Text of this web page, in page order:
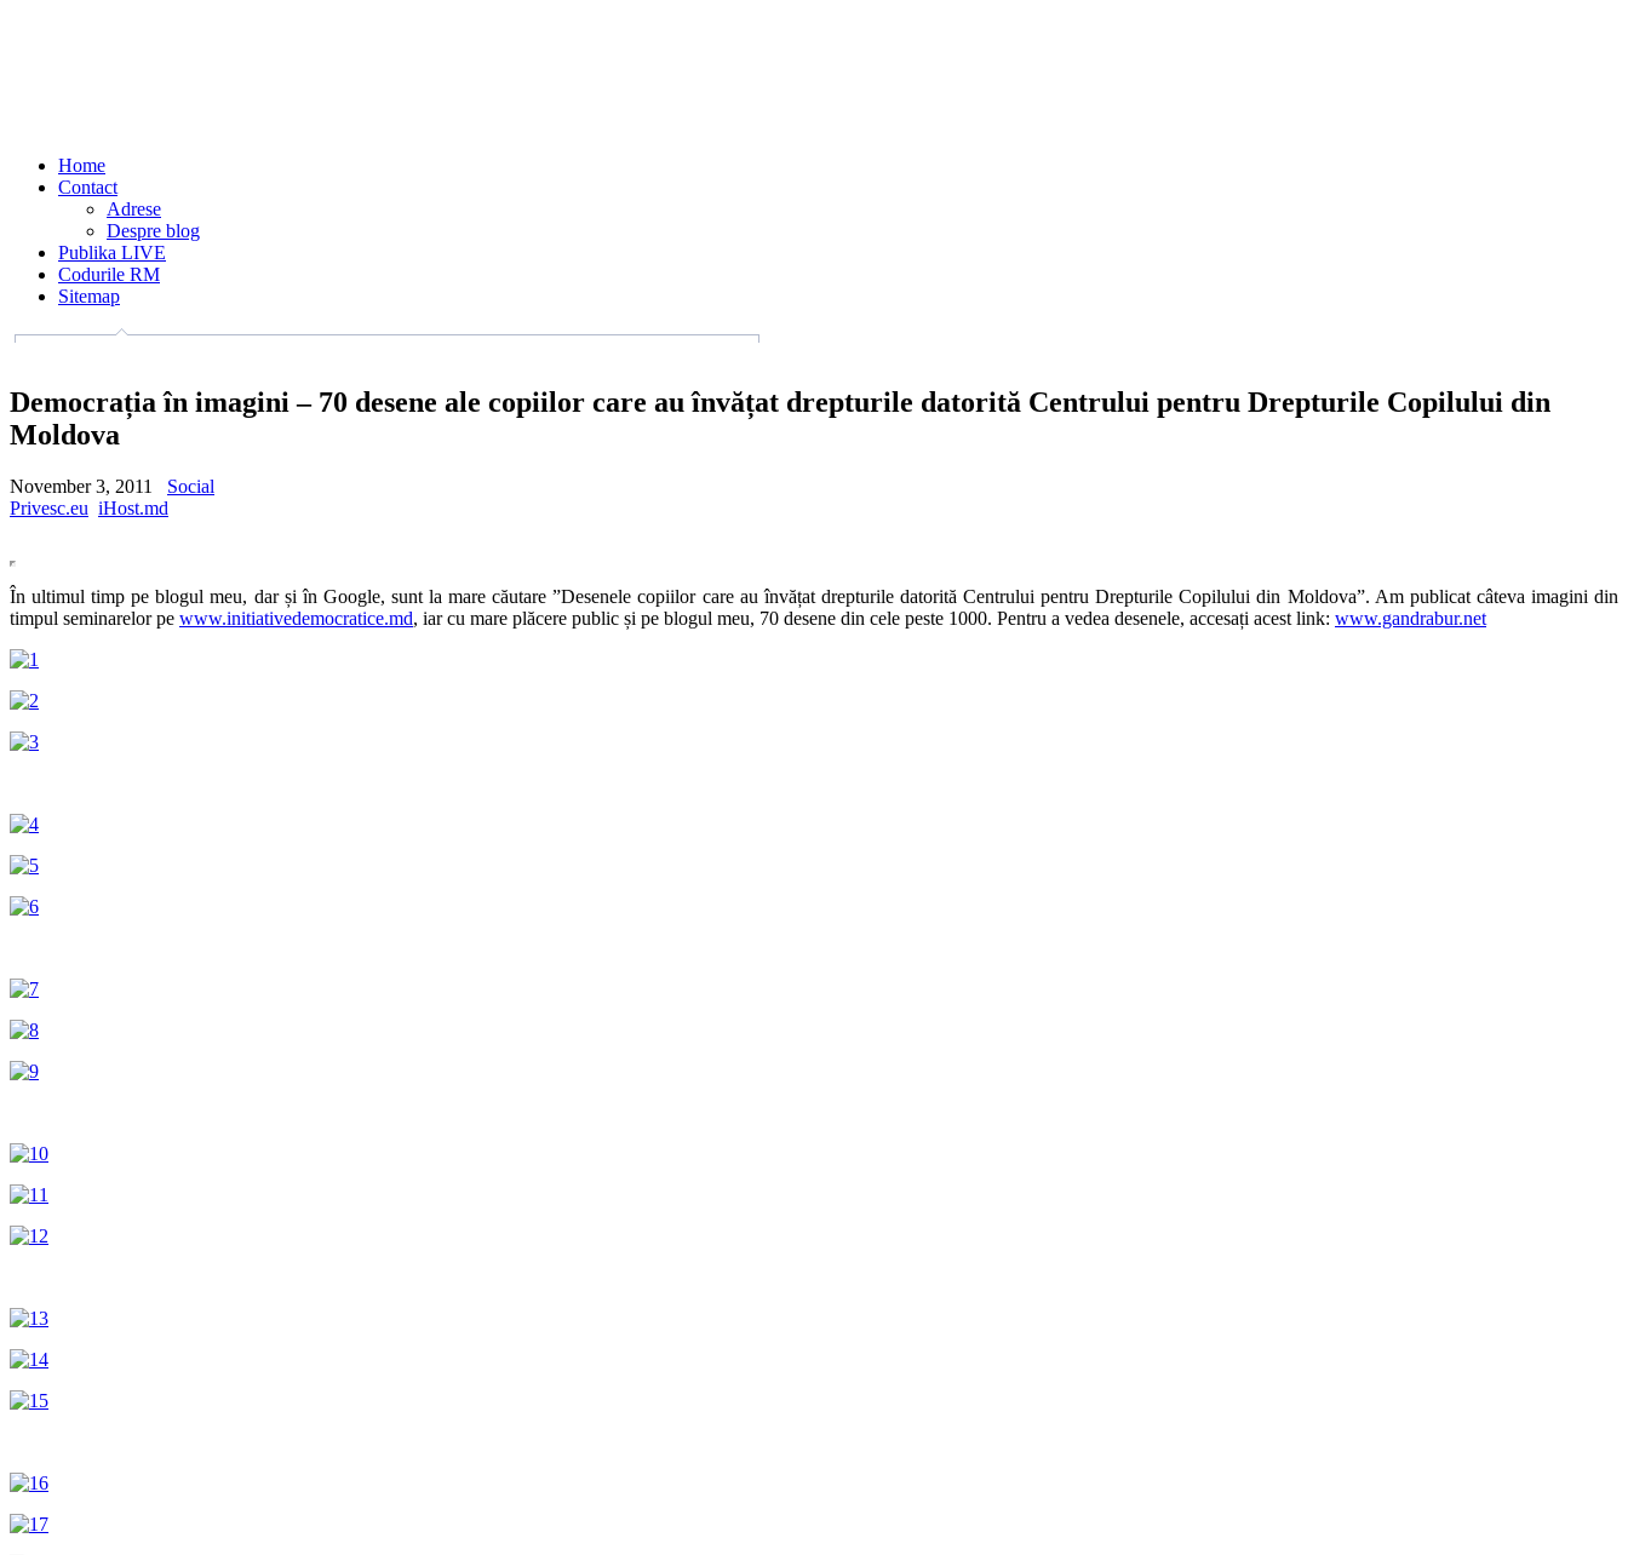
Home
Contact
Adrese
Despre blog
Publika LIVE
Codurile RM
Sitemap
Democrația în imagini – 70 desene ale copiilor care au învățat drepturile datorită Centrului pentru Drepturile Copilului din
Moldova
November 3, 2011
Social
Privesc.eu iHost.md
În ultimul timp pe blogul meu, dar și în Google, sunt la mare căutare ”Desenele copiilor care au învățat drepturile datorită Centrului pentru Drepturile Copilului din Moldova”. Am publicat câteva imagini din
timpul seminarelor pe www.initiativedemocratice.md, iar cu mare plăcere public și pe blogul meu, 70 desene din cele peste 1000. Pentru a vedea desenele, accesați acest link: www.gandrabur.net